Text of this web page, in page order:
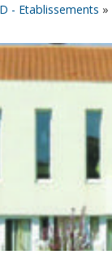
- Etablissements »